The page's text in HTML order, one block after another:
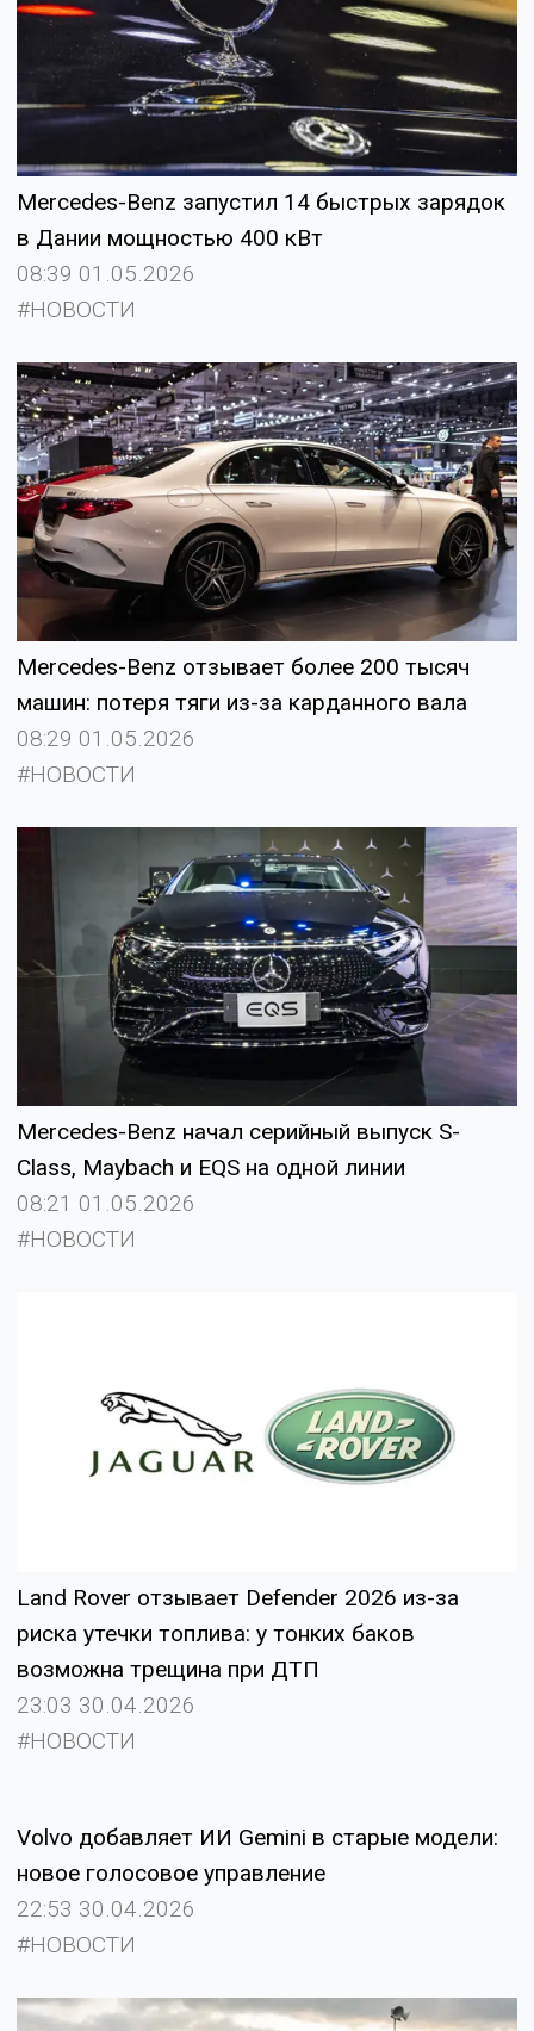
Mercedes-Benz запустил 14 быстрых зарядок
в Дании мощностью 400 кВт
08:39 01.05.2026
#НОВОСТИ
Mercedes-Benz отзывает более 200 тысяч
машин: потеря тяги из-за карданного вала
08:29 01.05.2026
#НОВОСТИ
Mercedes-Benz начал серийный выпуск S-
Class, Maybach и EQS на одной линии
08:21 01.05.2026
#НОВОСТИ
Land Rover отзывает Defender 2026 из-за
риска утечки топлива: у тонких баков
возможна трещина при ДТП
23:03 30.04.2026
#НОВОСТИ
Volvo добавляет ИИ Gemini в старые модели:
новое голосовое управление
22:53 30.04.2026
#НОВОСТИ